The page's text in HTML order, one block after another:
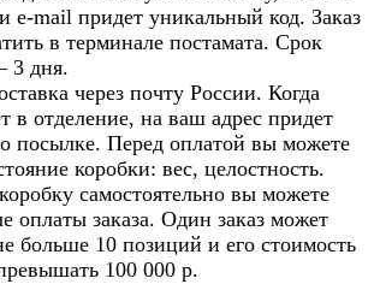
e-mail придет уникальный код. Заказ
в терминале постамата. Срок
3 дня.
через почту России. Когда
в отделение, на ваш адрес придет
посылке. Перед оплатой вы можете
коробки: вес, целостность.
самостоятельно вы можете
оплаты заказа. Один заказ может
больше 10 позиций и его стоимость
100 000 р.